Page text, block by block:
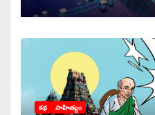
కథ సాహిత్యం